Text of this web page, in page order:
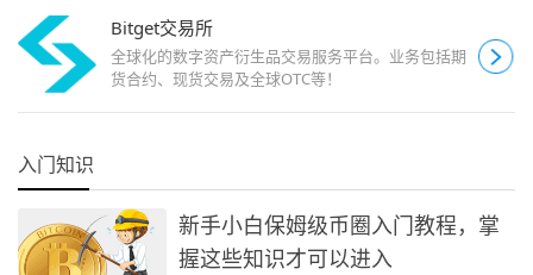
Bitget交易所
全球化的数字资产衍生品交易服务平台。业务包括期
货合约、现货交易及全球OTC等！
入门知识
新手小白保姆级币圈入门教程，掌
握这些知识才可以进入